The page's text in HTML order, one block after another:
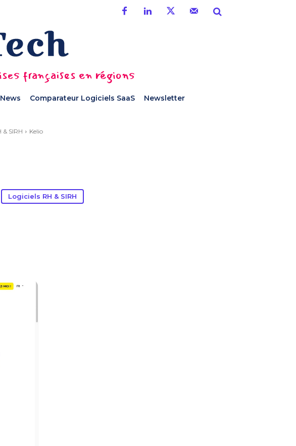
françaises en régions
News Comparateur Logiciels SaaS Newsletter
& SIRH Kelio
Logiciels RH & SIRH